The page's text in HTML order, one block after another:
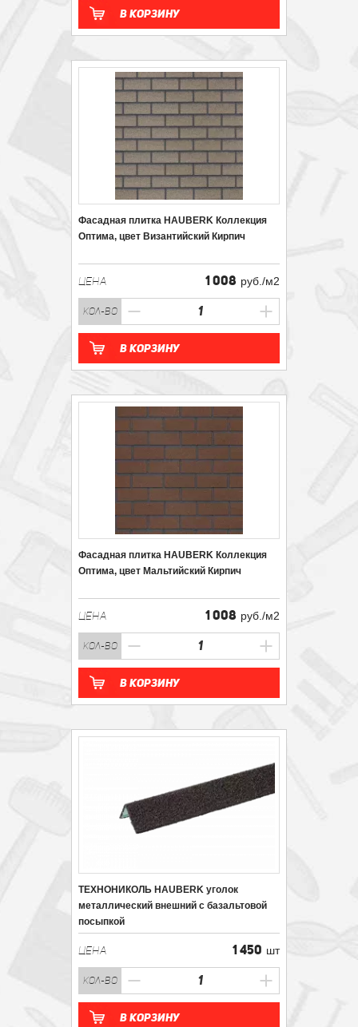
В корзину
Фасадная плитка HAUBERK Коллекция
Оптима, цвет Византийский Кирпич
ЦЕНА 1 008 руб./м2
кол-во
В корзину
Фасадная плитка HAUBERK Коллекция
Оптима, цвет Мальтийский Кирпич
ЦЕНА 1 008 руб./м2
кол-во
В корзину
ТЕХНОНИКОЛЬ HAUBERK уголок
металлический внешний с базальтовой
посыпкой
ЦЕНА 1 450 шт
кол-во
В корзину